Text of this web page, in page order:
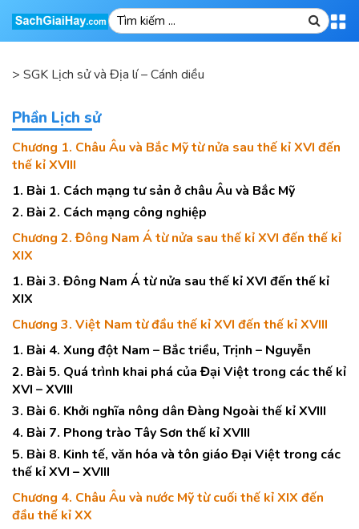
> SGK Lịch sử và Địa lí – Cánh diều
Phần Lịch sử
Chương 1. Châu Âu và Bắc Mỹ từ nửa sau thế kỉ XVI đến
thế kỉ XVIII
1. Bài 1. Cách mạng tư sản ở châu Âu và Bắc Mỹ
2. Bài 2. Cách mạng công nghiệp
Chương 2. Đông Nam Á từ nửa sau thế kỉ XVI đến thế kỉ
XIX
1. Bài 3. Đông Nam Á từ nửa sau thế kỉ XVI đến thế kỉ
XIX
Chương 3. Việt Nam từ đầu thế kỉ XVI đến thế kỉ XVIII
1. Bài 4. Xung đột Nam – Bắc triều, Trịnh – Nguyễn
2. Bài 5. Quá trình khai phá của Đại Việt trong các thế kỉ
XVI – XVIII
3. Bài 6. Khởi nghĩa nông dân Đàng Ngoài thế kỉ XVIII
4. Bài 7. Phong trào Tây Sơn thế kỉ XVIII
5. Bài 8. Kinh tế, văn hóa và tôn giáo Đại Việt trong các
thế kỉ XVI – XVIII
Chương 4. Châu Âu và nước Mỹ từ cuối thế kỉ XIX đến
đầu thế kỉ XX